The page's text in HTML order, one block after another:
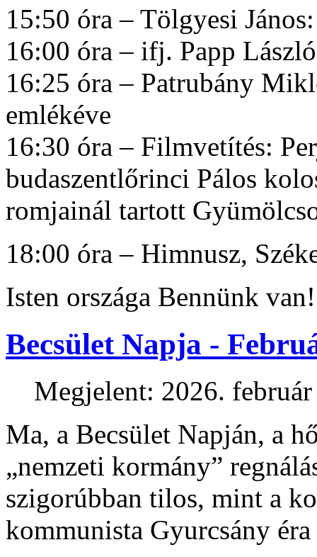
15:50 óra – Tölgyesi
16:00 óra – ifj. Papp
16:25 óra – Patrubány
emlékéve
16:30 óra – Filmvetítés:
budaszentlőrinci Pálos
romjainál tartott
18:00 óra – Himnusz,
Isten országa Bennünk van!
Becsület Napja -
Megjelent: 2026.
Ma, a Becsület Napján, a
„nemzeti kormány”
szigorúbban tilos, mint a
kommunista Gyurcsány